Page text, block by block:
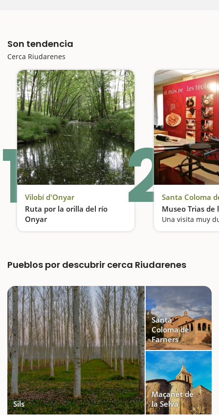
Son tendencia
Cerca Riudarenes
1Vilobí d'Onyar
Ruta por la orilla del río
Onyar
Paseo entre ríos, pozas y bosques
2Santa Coloma
Museo Trias de
Una visita muy
Pueblos por descubrir cerca Riudarenes
Sils
Santa
Coloma de
Farners
Maçanet de
la Selva